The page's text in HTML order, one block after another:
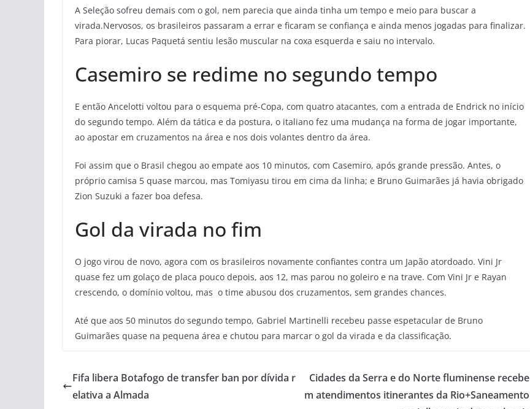
A Seleção sofreu demais com o gol, nem parecia que ainda tinha um tempo e meio para buscar a
virada.Nervosos, os brasileiros passaram a errar e ficaram se confiança e ainda menos jogadas para finalizar.
Para piorar, Lucas Paquetá sentiu lesão muscular na coxa esquerda e saiu no intervalo.
Casemiro se redime no segundo tempo
E então Ancelotti voltou para o esquema pré-Copa, com quatro atacantes, com a entrada de Endrick no início
do segundo tempo. Além da tática e da postura, o italiano fez uma mudança na forma de jogar importante,
ao apostar em cruzamentos na área e nos dois volantes dentro da área.
Foi assim que o Brasil chegou ao empate aos 10 minutos, com Casemiro, após grande pressão. Antes, o
próprio camisa 5 quase marcou, mas Tomiyasu tirou em cima da linha; e Bruno Guimarães já havia obrigado
Zion Suzuki a fazer boa defesa.
Gol da virada no fim
O jogo virou de novo, agora com os brasileiros novamente confiantes contra um Japão atordoado. Vini Jr
quase fez um golaço de placa pouco depois, aos 12, mas parou no goleiro e na trave. Com Vini Jr e Rayan
crescendo, o domínio voltou, mas o time abusou dos cruzamentos, sem grandes chances.
Até que aos 50 minutos do segundo tempo, Gabriel Martinelli recebeu passe espetacular de Bruno
Guimarães quase na pequena área e chutou para marcar o gol da virada e da classificação.
Fifa libera Botafogo de transfer ban por dívida r
elativa a Almada
Cidades da Serra e do Norte fluminense recebe
m atendimentos itinerantes da Rio+Saneamento